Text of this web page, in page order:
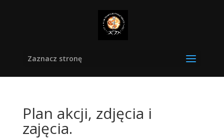
Zaznacz stronę
Plan akcji, zdjęcia i
zajęcia.